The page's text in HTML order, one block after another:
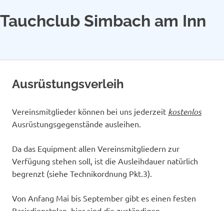
springen
Tauchclub Simbach am Inn
Ausrüstungsverleih
Vereinsmitglieder können bei uns jederzeit kostenlos
Ausrüstungsgegenstände ausleihen.
Da das Equipment allen Vereinsmitgliedern zur
Verfügung stehen soll, ist die Ausleihdauer natürlich
begrenzt (siehe Technikordnung Pkt.3).
Von Anfang Mai bis September gibt es einen festen